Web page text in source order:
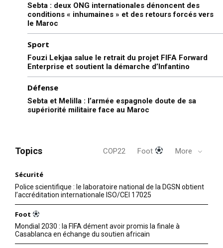
Sebta : deux ONG internationales dénoncent des
conditions « inhumaines » et des retours forcés vers
le Maroc
Sport
Fouzi Lekjaa salue le retrait du projet FIFA Forward
Enterprise et soutient la démarche d’Infantino
Défense
Sebta et Melilla : l’armée espagnole doute de sa
supériorité militaire face au Maroc
Topics COP22 Foot More
Sécurité
Police scientifique : le laboratoire national de la DGSN obtient
l’accréditation internationale ISO/CEI 17025
Foot
Mondial 2030 : la FIFA dément avoir promis la finale à
Casablanca en échange du soutien africain